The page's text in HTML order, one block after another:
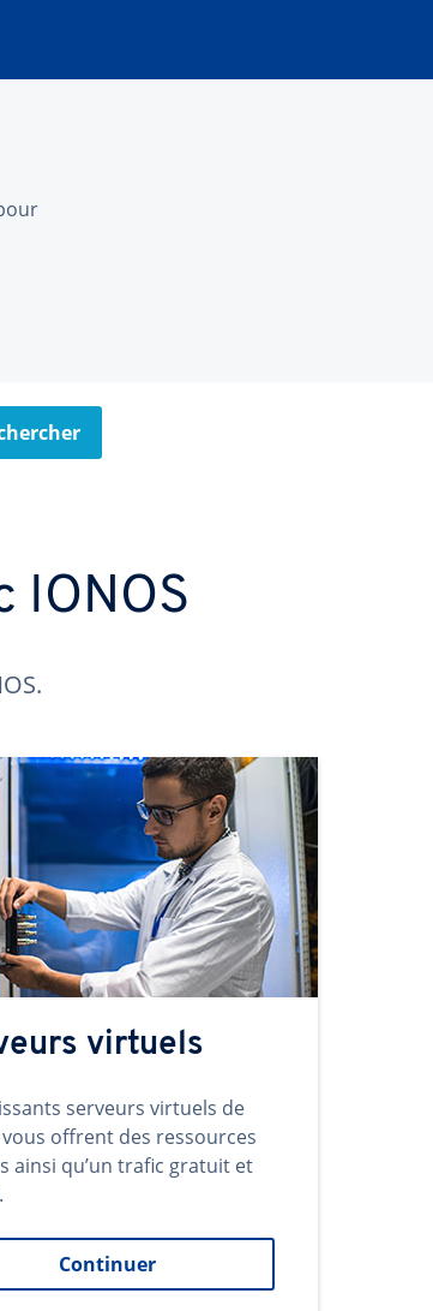
IONOS
virtuels
serveurs virtuels de
vous offrent des ressources
ainsi qu’un trafic gratuit et
Continuer